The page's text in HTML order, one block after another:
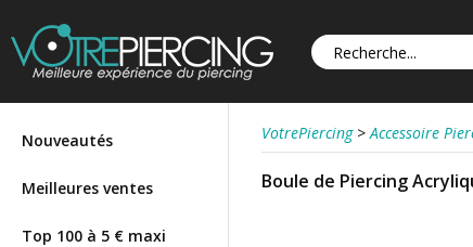
Nouveautés
Meilleures ventes
Top 100 à 5 € maxi
VotrePiercing > Accessoire
Boule de Piercing